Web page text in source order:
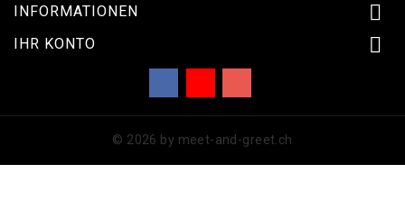
INFORMATIONEN 
IHR KONTO 
© 2026 by meet-and-greet.ch